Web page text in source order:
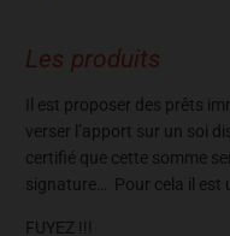
Les produits
Il est proposer des prêts
verser l’apport sur un soi
certifié que cette somme
signature… Pour cela il est
FUYEZ !!!